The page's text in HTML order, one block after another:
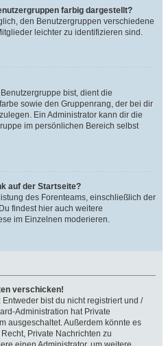
farbig dargestellt?
den Benutzergruppen verschiedene
leichter zu identifizieren sind.
bist, dient die
sowie den Gruppenrang, der bei dir
Ein Administrator kann dir die
im persönlichen Bereich selbst
auf der Startseite?
des Forenteams, einschließlich der
findest hier auch weitere
im Einzelnen moderieren.
verschicken!
bist du nicht registriert und /
Administration hat Private
ausgeschaltet. Außerdem könnte es
Private Nachrichten zu